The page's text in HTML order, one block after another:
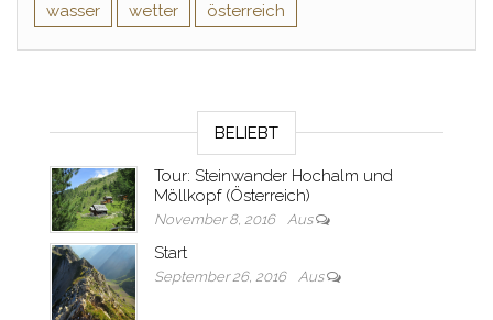
wasser
wetter österreich
BELIEBT
Tour: Steinwander Hochalm und
Möllkopf (Österreich)
November 8, 2016 Aus
Start
September 26, 2016 Aus